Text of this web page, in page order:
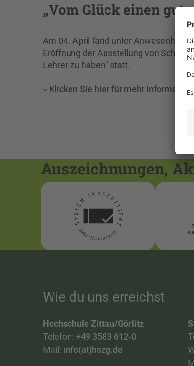
„Vom Glück einen
Am 04. April fand unter Anwesenheit
Eröffnung der Ausstellung von
Lehrer zu haben“ statt.
Klicken Sie hier für mehr
Auszeichnungen,
Wie du uns erreichst
Hochschule Zittau/Görlitz
Telefon: +49 3583 612-0
Mail: info(at)hszg.de